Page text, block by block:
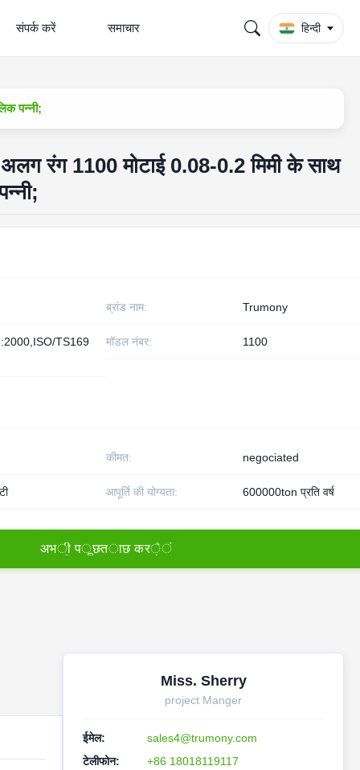
संपर्क करें समाचार हिन्दी
पन्नी;
रंग 1100 मोटाई 0.08-0.2 मिमी के साथ
ब्रांड नाम: Trumony
TS169 मॉडल नंबर: 1100
कीमत: negociated
आपूर्ति की योग्यता: 600000ton प्रति वर्ष
अभी पूछताछ करें
Miss. Sherry
project Manger
ईमेल:
sales4@trumony.com
टेलीफोन:
+86 18018119117